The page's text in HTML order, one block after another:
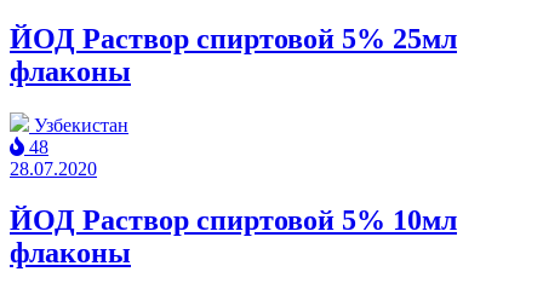
ЙОД Раствор спиртовой 5% 25мл
флаконы
Узбекистан
48
28.07.2020
ЙОД Раствор спиртовой 5% 10мл
флаконы